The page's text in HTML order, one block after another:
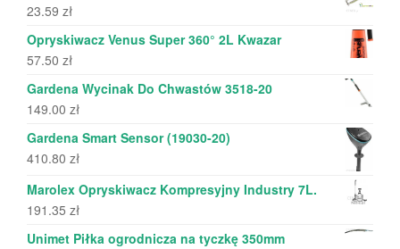
23.59 zł
Opryskiwacz Venus Super 360° 2L Kwazar
57.50 zł
Gardena Wycinak Do Chwastów 3518-20
149.00 zł
Gardena Smart Sensor (19030-20)
410.80 zł
Marolex Opryskiwacz Kompresyjny Industry 7L.
191.35 zł
Unimet Piłka ogrodnicza na tyczkę 350mm